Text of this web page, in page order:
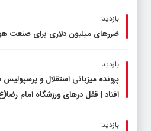
بازدید:
ضررهای میلیون دلاری برای صنعت
بازدید:
پرونده میزبانی استقلال و
افتاد | قفل در‌های ورزشگاه امام
بازدید: